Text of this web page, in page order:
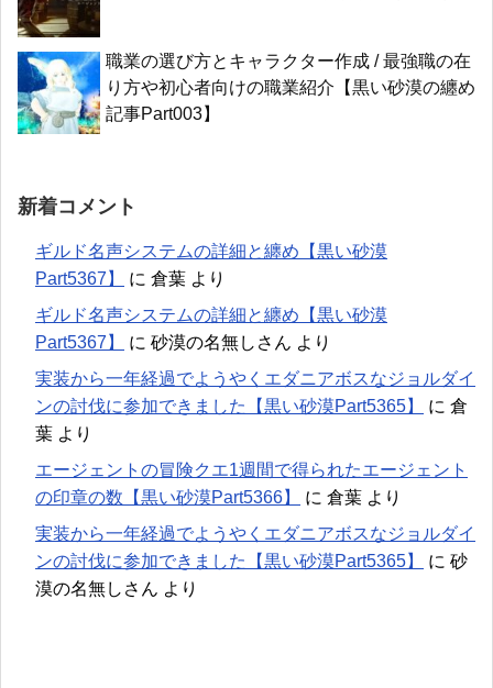
職業の選び方とキャラクター作成 / 最強職の在
り方や初心者向けの職業紹介【黒い砂漠の纏め
記事Part003】
新着コメント
ギルド名声システムの詳細と纏め【黒い砂漠
Part5367】
に 倉葉 より
ギルド名声システムの詳細と纏め【黒い砂漠
Part5367】
に 砂漠の名無しさん より
実装から一年経過でようやくエダニアボスなジョルダイ
ンの討伐に参加できました【黒い砂漠Part5365】
に 倉
葉 より
エージェントの冒険クエ1週間で得られたエージェント
の印章の数【黒い砂漠Part5366】
に 倉葉 より
実装から一年経過でようやくエダニアボスなジョルダイ
ンの討伐に参加できました【黒い砂漠Part5365】
に 砂
漠の名無しさん より